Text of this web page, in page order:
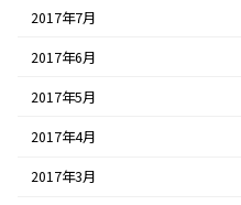
2017年7月
2017年6月
2017年5月
2017年4月
2017年3月